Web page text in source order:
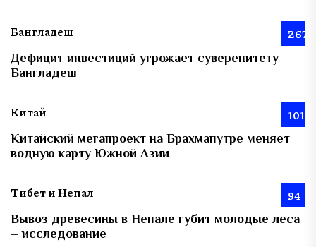
Бангладеш 267
Дефицит инвестиций угрожает суверенитету
Бангладеш
Китай 101
Китайский мегапроект на Брахмапутре меняет
водную карту Южной Азии
Тибет и Непал 94
Вывоз древесины в Непале губит молодые леса
– исследование